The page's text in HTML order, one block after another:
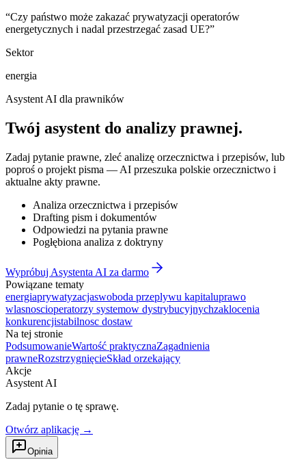
“Czy państwo może zakazać prywatyzacji operatorów
energetycznych i nadal przestrzegać zasad UE?”
Sektor
energia
Asystent AI dla prawników
Twój asystent do analizy prawnej.
Zadaj pytanie prawne, zleć analizę orzecznictwa i przepisów, lub
poproś o projekt pisma — AI przeszuka polskie orzecznictwo i
aktualne akty prawne.
Analiza orzecznictwa i przepisów
Drafting pism i dokumentów
Odpowiedzi na pytania prawne
Pogłębiona analiza z doktryny
Wypróbuj Asystenta AI za darmo
Powiązane tematy
energiaprywatyzacjaswoboda przeplywu kapitaluprawo
wlasnoscioperatorzy systemow dystrybucyjnychzaklocenia
konkurencjistabilnosc dostaw
Na tej stronie
PodsumowanieWartość praktycznaZagadnienia
prawneRozstrzygnięcieSkład orzekający
Akcje
Asystent AI
Zadaj pytanie o tę sprawę.
Otwórz aplikację →
Opinia